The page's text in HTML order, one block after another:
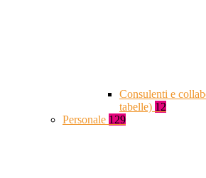
Consulenti e
tabelle) 12
Personale 129